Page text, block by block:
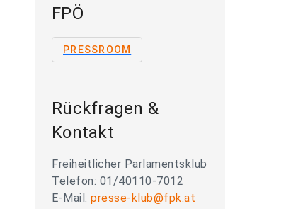
FPÖ
PRESSROOM
Rückfragen &
Kontakt
Freiheitlicher Parlamentsklub
Telefon: 01/40110-7012
E-Mail: presse-klub@fpk.at